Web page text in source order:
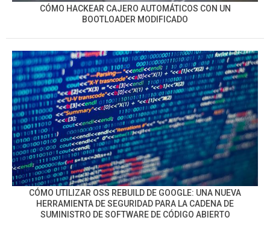
CÓMO HACKEAR CAJERO AUTOMÁTICOS CON UN
BOOTLOADER MODIFICADO
CÓMO UTILIZAR OSS REBUILD DE GOOGLE: UNA NUEVA
HERRAMIENTA DE SEGURIDAD PARA LA CADENA DE
SUMINISTRO DE SOFTWARE DE CÓDIGO ABIERTO